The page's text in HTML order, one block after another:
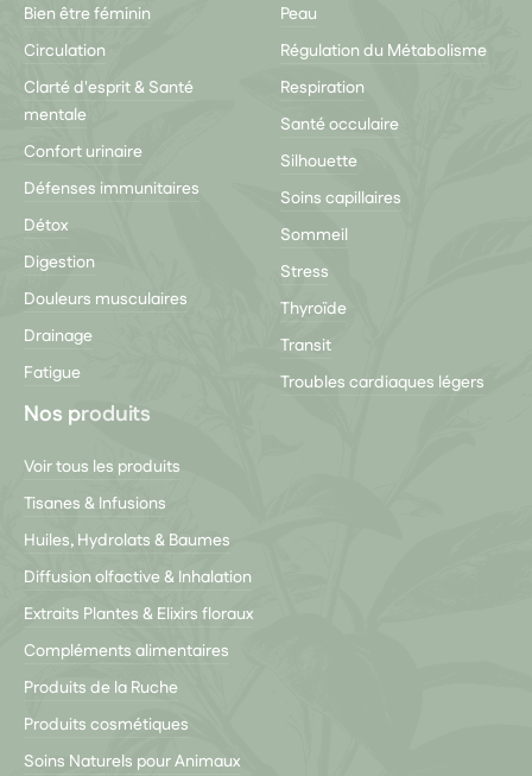
Bien être féminin
Circulation
Clarté d'esprit & Santé
mentale
Confort urinaire
Défenses immunitaires
Détox
Digestion
Douleurs musculaires
Drainage
Fatigue
Peau
Régulation du Métabolisme
Respiration
Santé occulaire
Silhouette
Soins capillaires
Sommeil
Stress
Thyroïde
Transit
Troubles cardiaques légers
Nos produits
Voir tous les produits
Tisanes & Infusions
Huiles, Hydrolats & Baumes
Diffusion olfactive & Inhalation
Extraits Plantes & Elixirs floraux
Compléments alimentaires
Produits de la Ruche
Produits cosmétiques
Soins Naturels pour Animaux